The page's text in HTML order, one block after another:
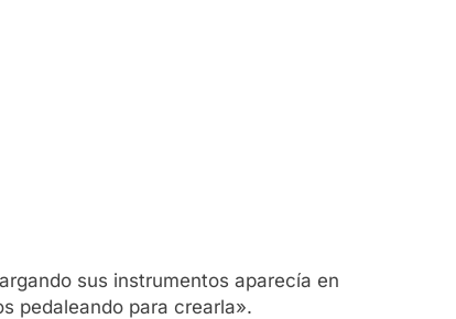
sus instrumentos aparecía en
pedaleando para crearla».